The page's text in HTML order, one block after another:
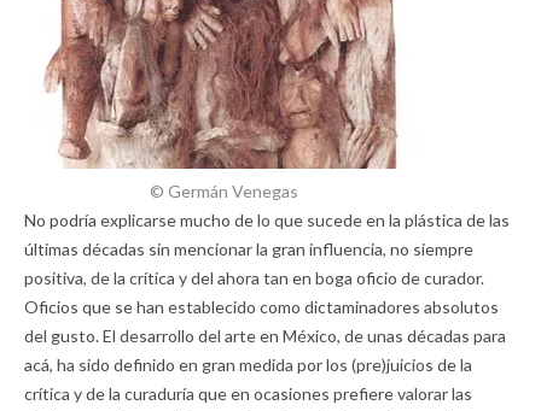
© Germán Venegas
No podría explicarse mucho de lo que sucede en la plástica de las
últimas décadas sin mencionar la gran influencia, no siempre
positiva, de la crítica y del ahora tan en boga oficio de curador.
Oficios que se han establecido como dictaminadores absolutos
del gusto. El desarrollo del arte en México, de unas décadas para
acá, ha sido definido en gran medida por los (pre)juicios de la
crítica y de la curaduría que en ocasiones prefiere valorar las